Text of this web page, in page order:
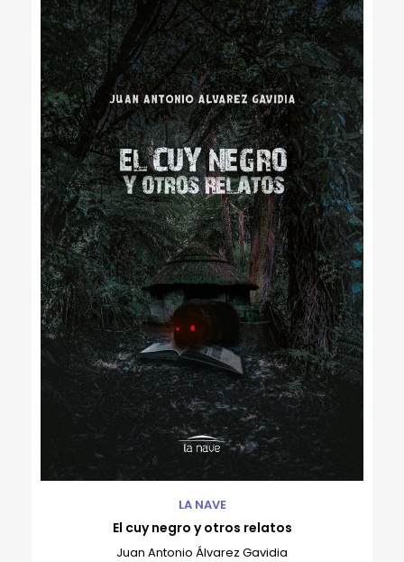
LA NAVE
El cuy negro y otros relatos
Juan Antonio Álvarez Gavidia